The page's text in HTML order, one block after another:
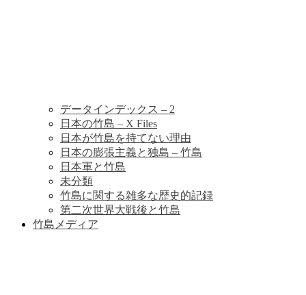
データインデックス – 2
日本の竹島 – X Files
日本が竹島を持てない理由
日本の膨張主義と独島 – 竹島
日本軍と竹島
未分類
竹島に関する雑多な歴史的記録
第二次世界大戦後と竹島
竹島メディア